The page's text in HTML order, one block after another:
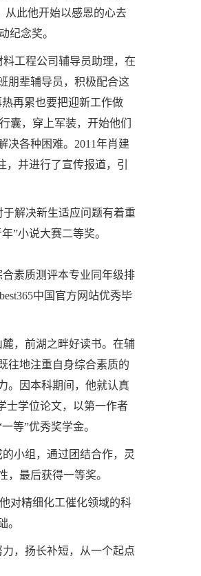
从此他开始以感恩的心去
纪念奖。
工程公司辅导员助理，在
朋辈辅导员，积极配合这
再累也要把迎新工作做
囊，穿上军装，开始他们
决各种困难。2011年肖建
并进行了宣传报道，引
解决新生适应问题有着重
”小说大赛二等奖。
素质测评本专业同年级排
中国官方网站优秀毕
，前湖之畔好读书。在辅
往地注重自身综合素质的
。因本科期间，他就认真
士学位论文，以第一作者
等”优秀奖学金。
小组，通过团结合作，灵
最后获得一等奖。
对精细化工催化领域的科
。
，扬长补短，从一个起点